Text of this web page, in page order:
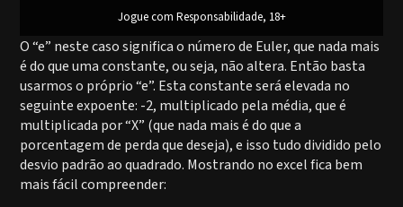
Jogue com Responsabilidade, 18+
O “e” neste caso significa o número de Euler, que nada mais
é do que uma constante, ou seja, não altera. Então basta
usarmos o próprio “e”. Esta constante será elevada no
seguinte expoente: -2, multiplicado pela média, que é
multiplicada por “X” (que nada mais é do que a
porcentagem de perda que deseja), e isso tudo dividido pelo
desvio padrão ao quadrado. Mostrando no excel fica bem
mais fácil compreender: